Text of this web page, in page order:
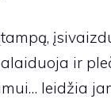
ir
leidžia